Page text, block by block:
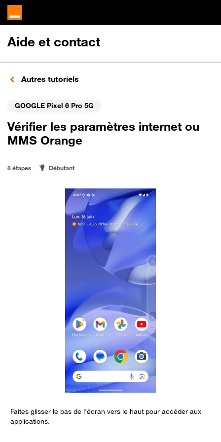
Aide et contact
Autres tutoriels
GOOGLE Pixel 6 Pro 5G
Vérifier les paramètres internet ou
MMS Orange
8 étapes Débutant
Faites glisser le bas de l'écran vers le haut pour accéder aux
applications.